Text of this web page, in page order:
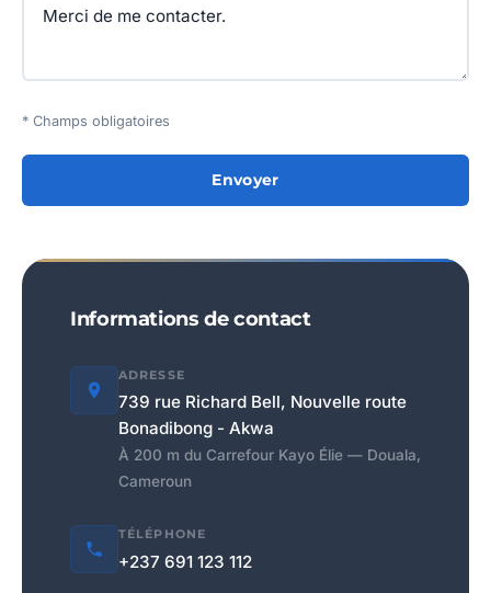
* Champs obligatoires
Envoyer
Informations de contact
ADRESSE
739 rue Richard Bell, Nouvelle route
Bonadibong - Akwa
À 200 m du Carrefour Kayo Élie — Douala,
Cameroun
TÉLÉPHONE
+237 691 123 112